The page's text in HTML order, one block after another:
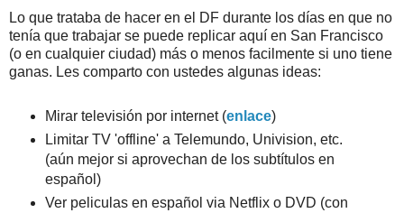
Lo que trataba de hacer en el DF durante los días en que no
tenía que trabajar se puede replicar aquí en San Francisco
(o en cualquier ciudad) más o menos facilmente si uno tiene
ganas. Les comparto con ustedes algunas ideas:
Mirar televisión por internet (enlace)
Limitar TV 'offline' a Telemundo, Univision, etc.
(aún mejor si aprovechan de los subtítulos en
español)
Ver peliculas en español via Netflix o DVD (con